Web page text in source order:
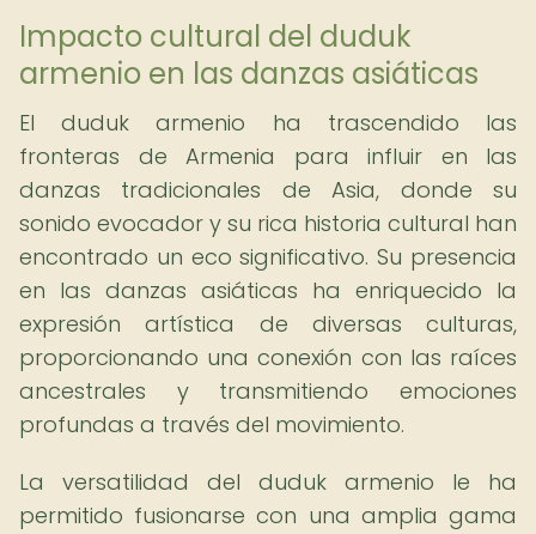
Impacto cultural del duduk
armenio en las danzas asiáticas
El duduk armenio ha trascendido las
fronteras de Armenia para influir en las
danzas tradicionales de Asia, donde su
sonido evocador y su rica historia cultural han
encontrado un eco significativo. Su presencia
en las danzas asiáticas ha enriquecido la
expresión artística de diversas culturas,
proporcionando una conexión con las raíces
ancestrales y transmitiendo emociones
profundas a través del movimiento.
La versatilidad del duduk armenio le ha
permitido fusionarse con una amplia gama